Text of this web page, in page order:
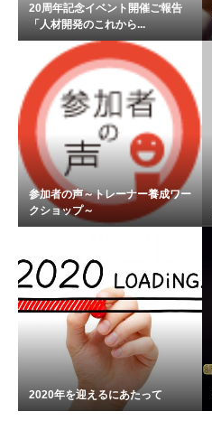
20周年記念イベント開催ご報告
「人材開発のこれから...
参加者の声～トレーナー養成ワー
クショップ～
2020年を迎えるにあたって